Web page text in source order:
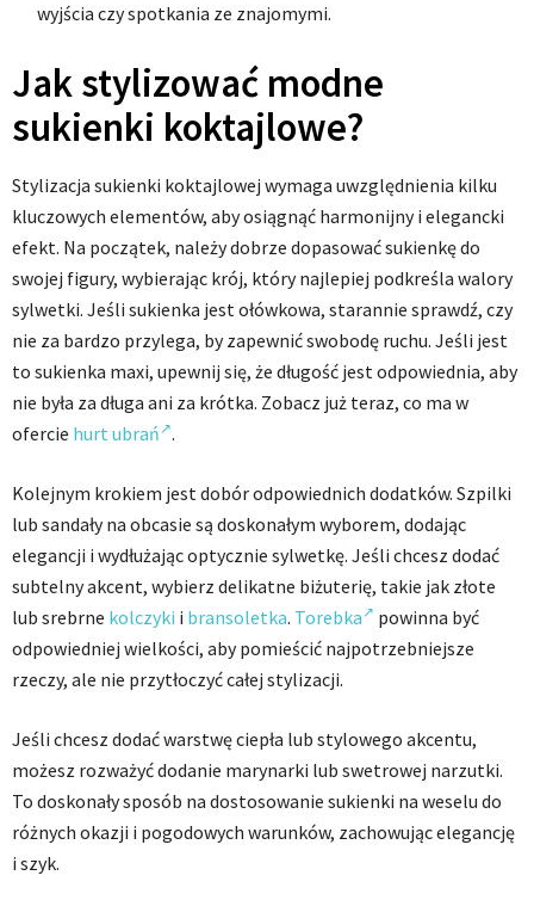
wyjścia czy spotkania ze znajomymi.
Jak stylizować modne
sukienki koktajlowe?
Stylizacja sukienki koktajlowej wymaga uwzględnienia kilku
kluczowych elementów, aby osiągnąć harmonijny i elegancki
efekt. Na początek, należy dobrze dopasować sukienkę do
swojej figury, wybierając krój, który najlepiej podkreśla walory
sylwetki. Jeśli sukienka jest ołówkowa, starannie sprawdź, czy
nie za bardzo przylega, by zapewnić swobodę ruchu. Jeśli jest
to sukienka maxi, upewnij się, że długość jest odpowiednia, aby
nie była za długa ani za krótka. Zobacz już teraz, co ma w
ofercie hurt ubrań .
Kolejnym krokiem jest dobór odpowiednich dodatków. Szpilki
lub sandały na obcasie są doskonałym wyborem, dodając
elegancji i wydłużając optycznie sylwetkę. Jeśli chcesz dodać
subtelny akcent, wybierz delikatne biżuterię, takie jak złote
lub srebrne kolczyki i bransoletka. Torebka
powinna być
odpowiedniej wielkości, aby pomieścić najpotrzebniejsze
rzeczy, ale nie przytłoczyć całej stylizacji.
Jeśli chcesz dodać warstwę ciepła lub stylowego akcentu,
możesz rozważyć dodanie marynarki lub swetrowej narzutki.
To doskonały sposób na dostosowanie sukienki na weselu do
różnych okazji i pogodowych warunków, zachowując elegancję
i szyk.